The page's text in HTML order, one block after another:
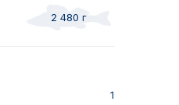
2 480 г
1